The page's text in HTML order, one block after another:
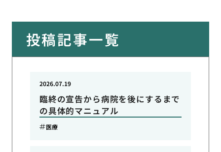
投稿記事一覧
臨終の宣告から病院を後にするまで
の具体的マニュアル
2026.07.19
医療